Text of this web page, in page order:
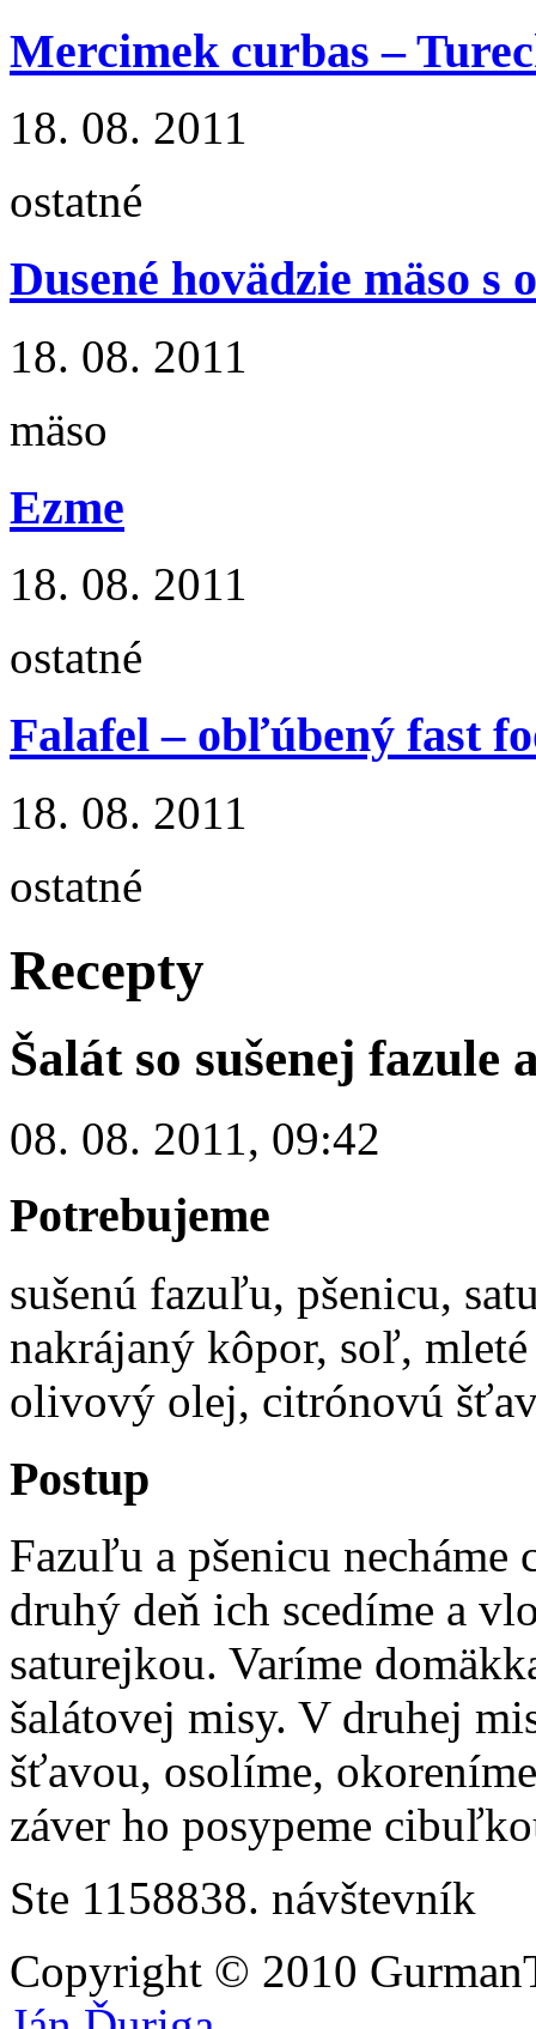
Mercimek curbas –
18. 08. 2011
ostatné
Dusené hovädzie mäso s
18. 08. 2011
mäso
Ezme
18. 08. 2011
ostatné
Falafel – obľúbený fast
18. 08. 2011
ostatné
Recepty
Šalát so sušenej fazule
08. 08. 2011, 09:42
Potrebujeme
sušenú fazuľu, pšenicu,
nakrájaný kôpor, soľ,
olivový olej, citrónovú
Postup
Fazuľu a pšenicu necháme
druhý deň ich scedíme a
saturejkou. Varíme
šalátovej misy. V druhej
šťavou, osolíme,
záver ho posypeme
Ste 1158838. návštevník
Copyright © 2010